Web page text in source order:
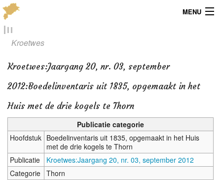
MENU
Menu
Locaties
Verenigingsinfo
Kroetwes
Kroetwes:Jaargang 20, nr. 03, september
2012:Boedelinventaris uit 1835, opgemaakt in het
Huis met de drie kogels te Thorn
Publicatie categorie
Hoofdstuk Boedelinventaris uit 1835, opgemaakt in het Huis
met de drie kogels te Thorn
Publicatie
Kroetwes:Jaargang 20, nr. 03, september 2012
Categorie
Thorn